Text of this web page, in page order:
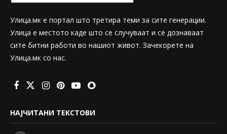
Улица.мк е портал што третира теми за сите генерации.
Улица е местото каде што се случуваат и се дознаваат
сите битни работи во нашиот живот. Зачекорете на
Улица.мк со нас.
НАЈЧИТАНИ ТЕКСТОВИ